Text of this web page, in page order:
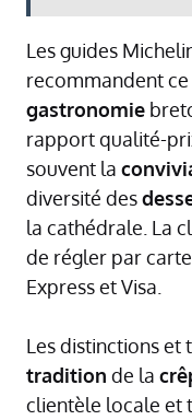
Les guides
recommandent ce
gastronomie
rapport qualité-
souvent la
diversité des
la cathédrale. La
de régler par
Express et Visa.
Les distinctions et
tradition de la
clientèle locale et